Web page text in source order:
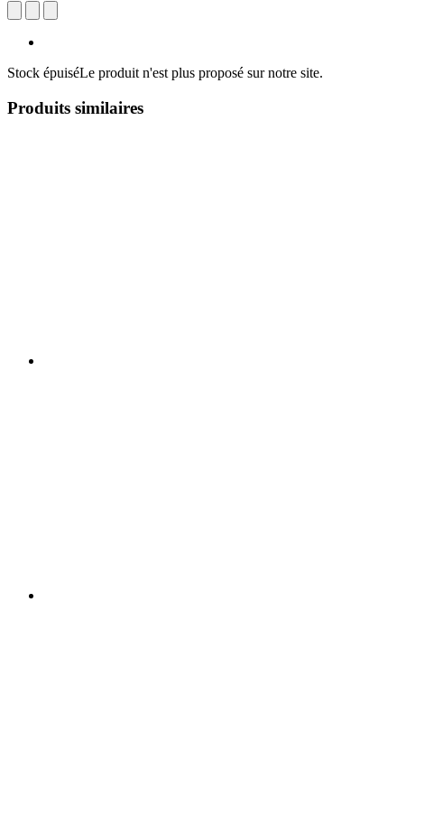
Stock épuiséLe produit n'est plus proposé sur notre site.
Produits similaires